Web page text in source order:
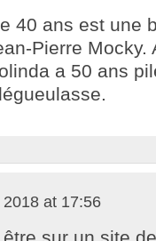
40 ans est une
Pierre Mocky.
a 50 ans
at 17:56